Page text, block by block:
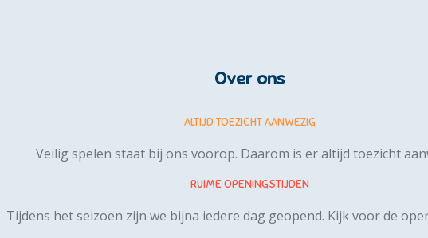
Over ons
ALTIJD TOEZICHT AANWEZIG
Veilig spelen staat bij ons voorop. Daarom is er altijd toezicht
RUIME OPENINGSTIJDEN
Tijdens het seizoen zijn we bijna iedere dag geopend. Kijk voor de